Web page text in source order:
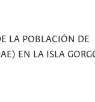
LA POBLACIÓN DE
EN LA ISLA